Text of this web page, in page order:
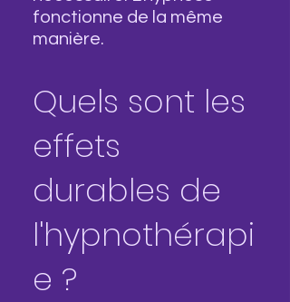
fonctionne de la même
manière.
Quels sont les
effets
durables de
l'hypnothérapi
e ?